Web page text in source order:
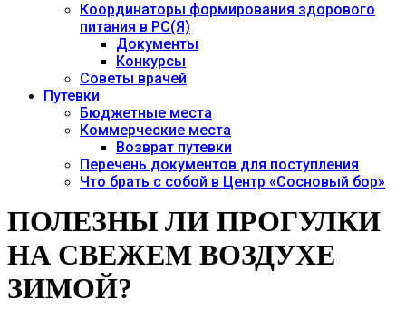
Координаторы формирования здорового
питания в РС(Я)
Документы
Конкурсы
Советы врачей
Путевки
Бюджетные места
Коммерческие места
Возврат путевки
Перечень документов для поступления
Что брать с собой в Центр «Сосновый бор»
ПОЛЕЗНЫ ЛИ ПРОГУЛКИ
НА СВЕЖЕМ ВОЗДУХЕ
ЗИМОЙ?